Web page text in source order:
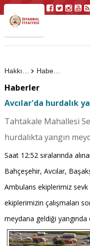
Haberler
Haberler
Avcılar'da hurdalık
Tahtakale Mahallesi
hurdalıkta yangın
Saat 12:52 sıralarında
Bahçeşehir, Avcılar,
Ambulans ekiplerimiz sevk
ekiplerimizin çalışmaları
meydana geldiği yangında